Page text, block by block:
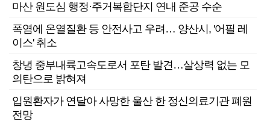
마산 원도심 행정·주거복합단지 연내 준공 수순
폭염에 온열질환 등 안전사고 우려… 양산시, '어필 레
이스' 취소
창녕 중부내륙고속도로서 포탄 발견…살상력 없는 모
의탄으로 밝혀져
입원환자가 연달아 사망한 울산 한 정신의료기관 폐원
전망